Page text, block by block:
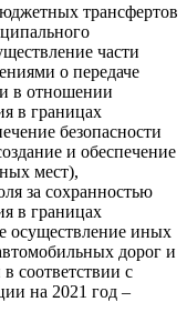
трансфертов
части
о передаче
в отношении
в границах
безопасности
и обеспечение
мест),
за сохранностью
в границах
осуществление иных
дорог и
соответствии с
на 2021 год –